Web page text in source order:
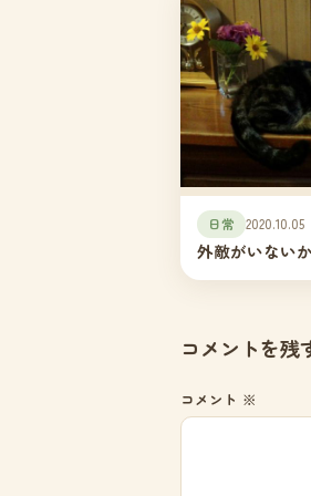
日常 2020.10.05
外敵がいない
コメントを残
コメント ※